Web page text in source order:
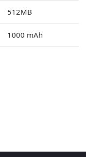
512MB
1000 mAh